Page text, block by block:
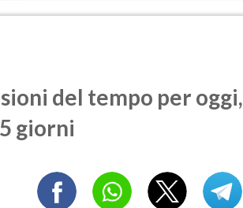
del tempo per oggi,
giorni